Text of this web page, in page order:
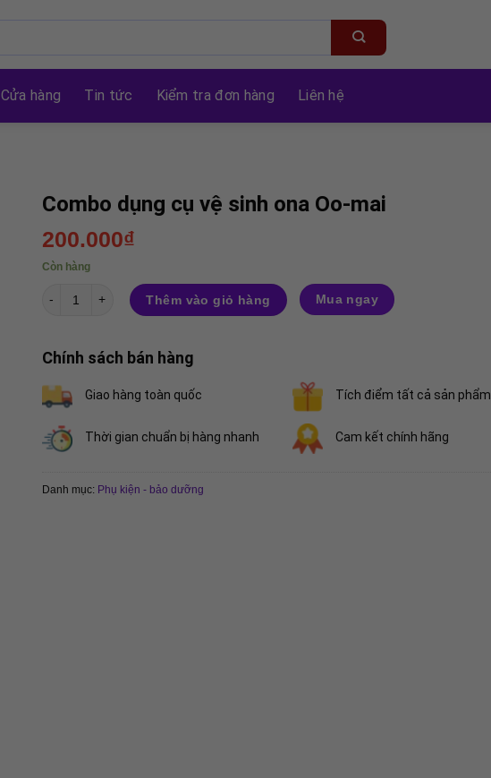
Cửa hàng Tin tức Kiểm tra đơn hàng Liên hệ
Combo dụng cụ vệ sinh ona Oo-mai
200.000₫
Còn hàng
Combo dụng cụ vệ sinh ona Oo-mai số lượng
Thêm vào giỏ hàng Mua ngay
Chính sách bán hàng
Giao hàng toàn quốc Tích điểm tất cả sản phẩm
Thời gian chuẩn bị hàng nhanh Cam kết chính hãng
Danh mục: Phụ kiện - bảo dưỡng